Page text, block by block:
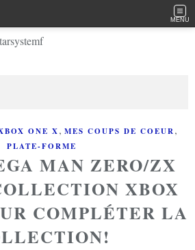
MENU
ONE X, MES COUPS DE COEUR,
PLATE-FORME
MAN ZERO/ZX
XBOX
COMPLÉTER LA